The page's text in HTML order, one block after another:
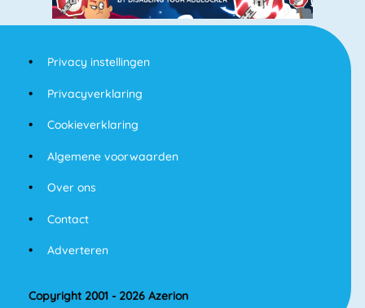
Privacy instellingen
Privacyverklaring
Cookieverklaring
Algemene voorwaarden
Over ons
Contact
Adverteren
Copyright 2001 - 2026 Azerion